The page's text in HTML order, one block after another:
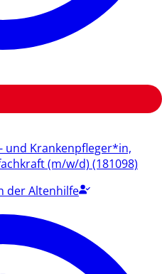
und Krankenpfleger*in,
(m/w/d) (181098)
der Altenhilfe